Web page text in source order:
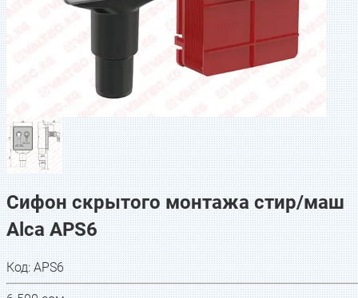
Сифон скрытого монтажа стир/маш
Alca APS6
Код:APS6